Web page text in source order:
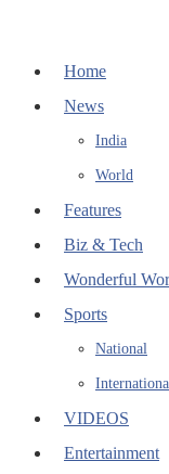
Home
News
India
World
Features
Biz & Tech
Wonderful
Sports
National
VIDEOS
Entertainment